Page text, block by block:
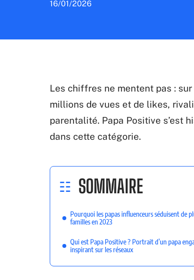
16/01/2026
Les chiffres ne mentent pas :
millions de vues et de likes,
parentalité. Papa Positive s’est
dans cette catégorie.
SOMMAIRE
Pourquoi les papas influenceurs séduisent de
familles en 2023
Qui est Papa Positive ? Portrait d’un papa
inspirant sur les réseaux